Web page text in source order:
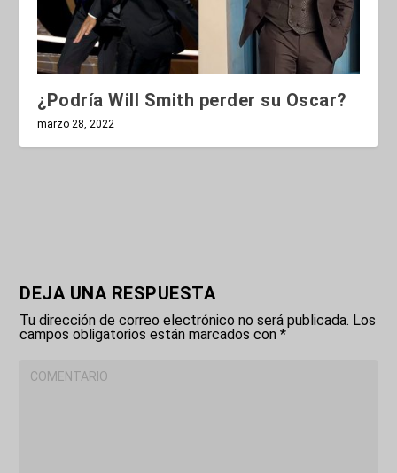
¿Podría Will Smith perder su Oscar?
marzo 28, 2022
DEJA UNA RESPUESTA
Tu dirección de correo electrónico no será publicada. Los
campos obligatorios están marcados con*